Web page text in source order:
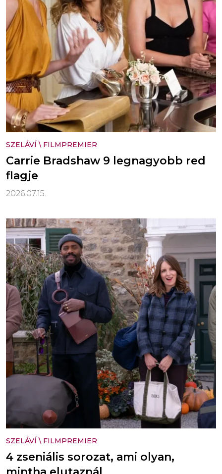
SZELÁVÍ \ FILMPREMIER
Carrie Bradshaw 9 legnagyobb red
flagje
2026.07.15.
SZELÁVÍ \ FILMPREMIER
4 zseniális sorozat, ami olyan,